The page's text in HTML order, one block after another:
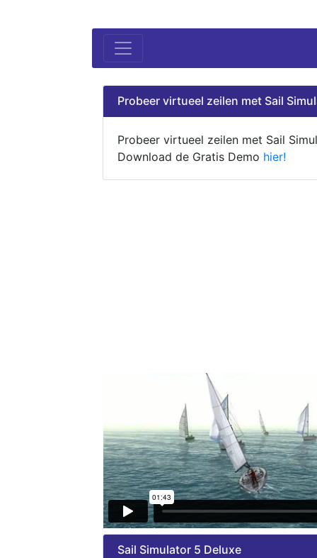
Probeer virtueel zeilen met Sail
Probeer virtueel zeilen met Sail
Download de Gratis Demo hier!
Sail Simulator 5 Deluxe